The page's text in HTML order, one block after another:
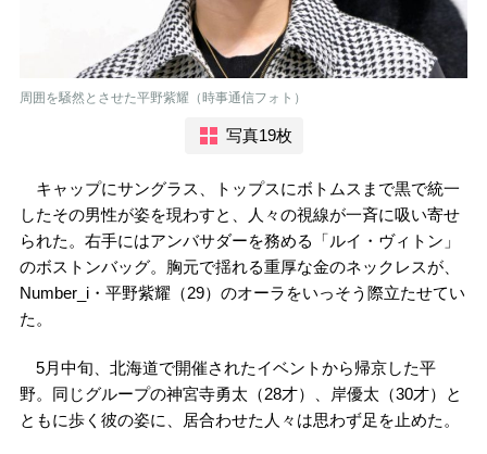
周囲を騒然とさせた平野紫耀（時事通信フォト）
写真19枚
キャップにサングラス、トップスにボトムスまで黒で統一
したその男性が姿を現わすと、人々の視線が一斉に吸い寄せ
られた。右手にはアンバサダーを務める「ルイ・ヴィトン」
のボストンバッグ。胸元で揺れる重厚な金のネックレスが、
Number_i・平野紫耀（29）のオーラをいっそう際立たせてい
た。
5月中旬、北海道で開催されたイベントから帰京した平
野。同じグループの神宮寺勇太（28才）、岸優太（30才）と
ともに歩く彼の姿に、居合わせた人々は思わず足を止めた。